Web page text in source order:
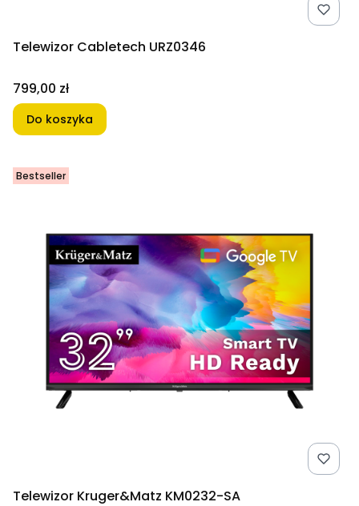
Telewizor Cabletech URZ0346
Cena
799,00 zł
Do koszyka
Bestseller
Telewizor Kruger&Matz KM0232-SA